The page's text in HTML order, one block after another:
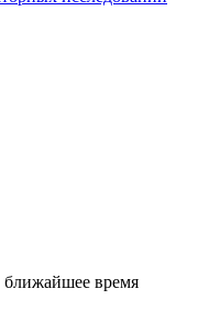
ближайшее время